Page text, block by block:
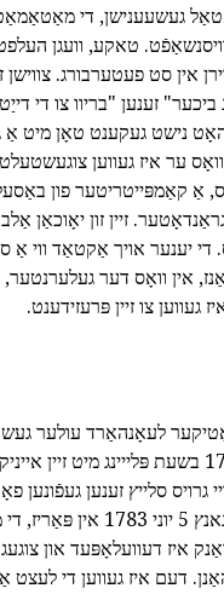
געשעענישן, די
טאקע, וועגן העלפט
אין סט פעטערבורג. צווישן זיי,
זענען "בריוו צו די
נישט געקענט טאָן מיט אַ
ער איז געווען
אַ קאַמפּייטריטער פון
זיין זון יאָוכאַן
יענער אויך אַקטאַד ווי אַ
אין וואָס דער געלערנטער,
געווען צו זיין פּרעזידענט.
סעפטעמבער 1783 בשעת פּלייינג מיט
גרויס סלייץ זענען
אַ באַלאָן פלי, די גאנץ 5 יוני
איז דעוועלאָפּעד און
דעם איז געווען די לעצט